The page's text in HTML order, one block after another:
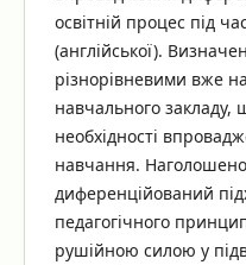
освітній процес під
(англійської).
різнорівневими вже
навчального
необхідності
навчання.
диференційований
педагогічного
рушійною силою у